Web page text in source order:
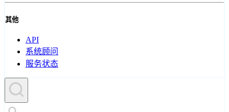
其他
API
系统顾问
服务状态